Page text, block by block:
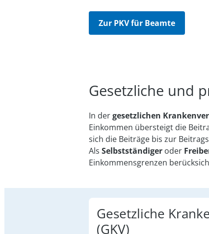
Zur PKV für Beamte
Gesetzliche und
In dergesetzlichen
Einkommen übersteigt die
sich die Beiträge bis zur
Als Selbstständiger oder
Einkommensgrenzen
Gesetzliche
(GKV)